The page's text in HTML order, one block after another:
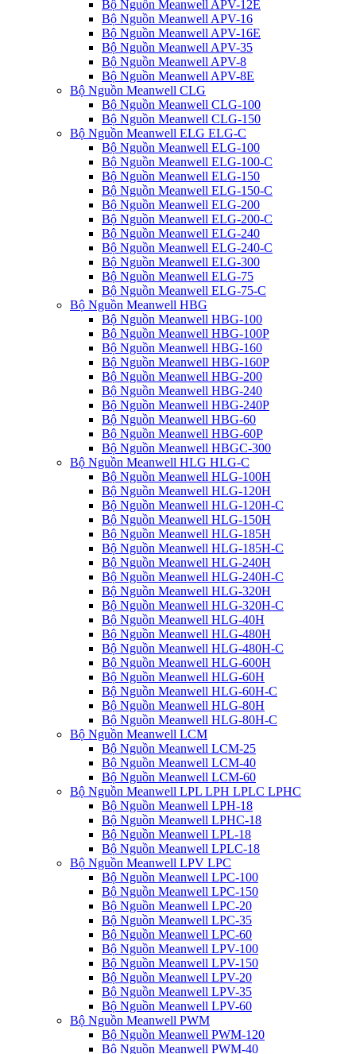
Bộ Nguồn Meanwell APV-12E
Bộ Nguồn Meanwell APV-16
Bộ Nguồn Meanwell APV-16E
Bộ Nguồn Meanwell APV-35
Bộ Nguồn Meanwell APV-8
Bộ Nguồn Meanwell APV-8E
Bộ Nguồn Meanwell CLG
Bộ Nguồn Meanwell CLG-100
Bộ Nguồn Meanwell CLG-150
Bộ Nguồn Meanwell ELG ELG-C
Bộ Nguồn Meanwell ELG-100
Bộ Nguồn Meanwell ELG-100-C
Bộ Nguồn Meanwell ELG-150
Bộ Nguồn Meanwell ELG-150-C
Bộ Nguồn Meanwell ELG-200
Bộ Nguồn Meanwell ELG-200-C
Bộ Nguồn Meanwell ELG-240
Bộ Nguồn Meanwell ELG-240-C
Bộ Nguồn Meanwell ELG-300
Bộ Nguồn Meanwell ELG-75
Bộ Nguồn Meanwell ELG-75-C
Bộ Nguồn Meanwell HBG
Bộ Nguồn Meanwell HBG-100
Bộ Nguồn Meanwell HBG-100P
Bộ Nguồn Meanwell HBG-160
Bộ Nguồn Meanwell HBG-160P
Bộ Nguồn Meanwell HBG-200
Bộ Nguồn Meanwell HBG-240
Bộ Nguồn Meanwell HBG-240P
Bộ Nguồn Meanwell HBG-60
Bộ Nguồn Meanwell HBG-60P
Bộ Nguồn Meanwell HBGC-300
Bộ Nguồn Meanwell HLG HLG-C
Bộ Nguồn Meanwell HLG-100H
Bộ Nguồn Meanwell HLG-120H
Bộ Nguồn Meanwell HLG-120H-C
Bộ Nguồn Meanwell HLG-150H
Bộ Nguồn Meanwell HLG-185H
Bộ Nguồn Meanwell HLG-185H-C
Bộ Nguồn Meanwell HLG-240H
Bộ Nguồn Meanwell HLG-240H-C
Bộ Nguồn Meanwell HLG-320H
Bộ Nguồn Meanwell HLG-320H-C
Bộ Nguồn Meanwell HLG-40H
Bộ Nguồn Meanwell HLG-480H
Bộ Nguồn Meanwell HLG-480H-C
Bộ Nguồn Meanwell HLG-600H
Bộ Nguồn Meanwell HLG-60H
Bộ Nguồn Meanwell HLG-60H-C
Bộ Nguồn Meanwell HLG-80H
Bộ Nguồn Meanwell HLG-80H-C
Bộ Nguồn Meanwell LCM
Bộ Nguồn Meanwell LCM-25
Bộ Nguồn Meanwell LCM-40
Bộ Nguồn Meanwell LCM-60
Bộ Nguồn Meanwell LPL LPH LPLC LPHC
Bộ Nguồn Meanwell LPH-18
Bộ Nguồn Meanwell LPHC-18
Bộ Nguồn Meanwell LPL-18
Bộ Nguồn Meanwell LPLC-18
Bộ Nguồn Meanwell LPV LPC
Bộ Nguồn Meanwell LPC-100
Bộ Nguồn Meanwell LPC-150
Bộ Nguồn Meanwell LPC-20
Bộ Nguồn Meanwell LPC-35
Bộ Nguồn Meanwell LPC-60
Bộ Nguồn Meanwell LPV-100
Bộ Nguồn Meanwell LPV-150
Bộ Nguồn Meanwell LPV-20
Bộ Nguồn Meanwell LPV-35
Bộ Nguồn Meanwell LPV-60
Bộ Nguồn Meanwell PWM
Bộ Nguồn Meanwell PWM-120
Bộ Nguồn Meanwell PWM-40